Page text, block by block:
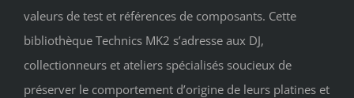
valeurs de test et références de composants. Cette
bibliothèque Technics MK2 s’adresse aux DJ,
collectionneurs et ateliers spécialisés soucieux de
préserver le comportement d’origine de leurs platines et